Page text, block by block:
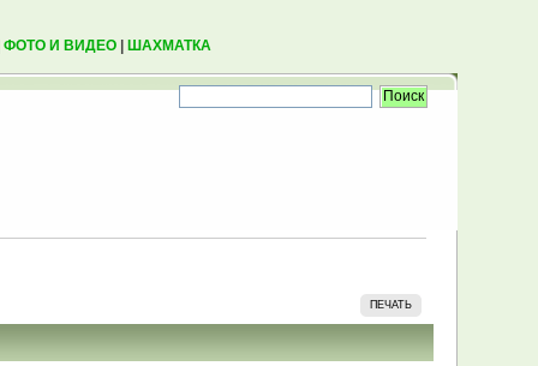
ФОТО И ВИДЕО| ШАХМАТКА
ПЕЧАТЬ